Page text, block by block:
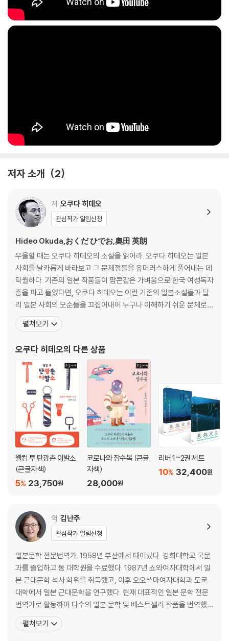
저자 소개 2
저 오쿠다 히데오
관심작가 알림신청
Hideo Okuda,おくだ ひでお,奧田 英朗
우울할 때는 오쿠다 히데오의 소설을 읽어라. 오쿠다 히데오는 일본
사회를 날카롭게 바라보고 그 문제점들을 유머러스하게 풀어내는 데
탁월하다. 기존의 일본 작품들이 팝콘같은 가벼움으로 한국 여성독자
층을 파고 들었다면, 오쿠다 히데오는 이런 기존의 일본소설들과 달
리 일본 사회의 모순들을 끄집어내어 누구나 이해하기 쉬운 문체로
풀어내고 있다. 독자들은 그의 유머스러운 글솜씨를 좋아하기에 부담
없이 그의 조롱에 담겨 있는 잔혹한 현실에 공감한다. 오쿠다 히데오
다. 오쿠다 히데오는 1959년 일본 기후현 기후시에서
펼쳐보기
오쿠다 히데오의 다른 상품
웰컴 투 탄광촌 이발소
(큰글자책)
23,750원
5%
코로나와 잠수복 (큰글
자책)
28,000원
리버 1~2권 세트
32,400원
10%
역 김난주
관심작가 알림신청
일본문학 전문번역가. 1958년 부산에서 태어났다. 경희대학교 국문
과를 졸업하고 동 대학원을 수료했다. 1987년 쇼와여자대학에서 일
본 근대문학 석사 학위를 취득했고, 이후 오오쓰마여자대학과 도쿄
대학에서 일본 근대문학을 연구했다. 현재 대표적인 일본 문학 전문
번역가로 활동하며 다수의 일본 문학 및 베스트셀러 작품을 번역했
다. 옮긴 책으로 『퍼스트 러브』, 『바다로 향하는 물고기들』, 『냉정과
열정 사이 Rosso』, 『나는 고양이로소이다』, 『여름의 재단』, 『반짝반
펼쳐보기